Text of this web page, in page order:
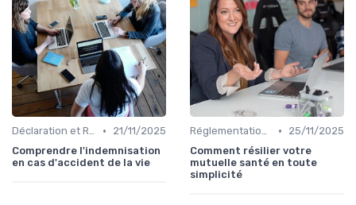
Déclaration et Remboursement •
21/11/2025
Comprendre l'indemnisation
en cas d'accident de la vie
Réglementations en Assurance Santé •
25/11/2025
Comment résilier votre
mutuelle santé en toute
simplicité